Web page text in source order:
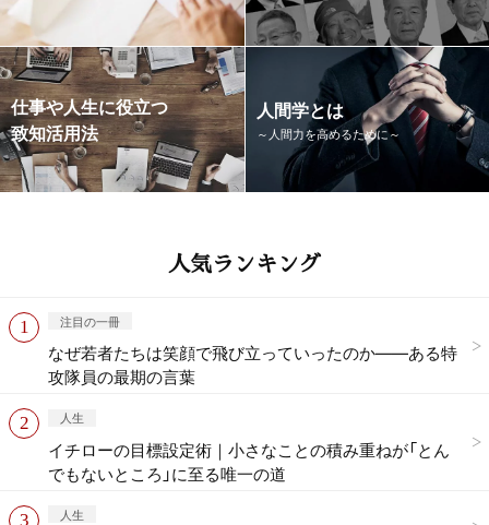
仕事や人生に役立つ
致知活用法
人間学とは
～人間力を高めるために～
人気ランキング
注目の一冊
なぜ若者たちは笑顔で飛び立っていったのか——ある特
攻隊員の最期の言葉
人生
イチローの目標設定術｜小さなことの積み重ねが「とん
でもないところ」に至る唯一の道
人生